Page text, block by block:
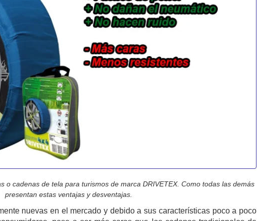
o cadenas de tela para turismos de marca DRIVETEX. Como todas las demás
presentan estas ventajas y desventajas.
nuevas en el mercado y debido a sus características poco a poco